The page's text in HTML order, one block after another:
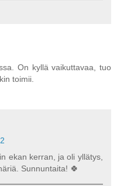
On kyllä vaikuttavaa, tuo
toimii.
ekan kerran, ja oli yllätys,
Sunnuntaita! 🍀